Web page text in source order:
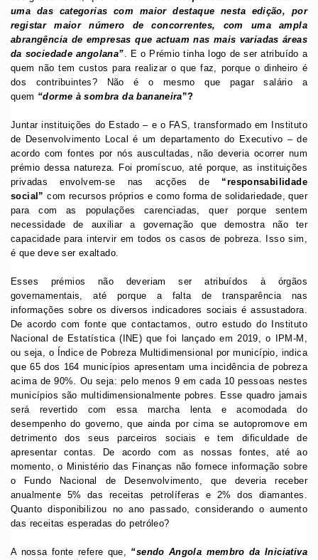
uma das categorias com maior destaque nesta edição, por
registar maior número de concorrentes, com uma ampla
abrangência de empresas que actuam nas mais variadas áreas
da sociedade angolana”. E o Prémio tinha logo de ser atribuído a
quem não tem custos para realizar o que faz, porque o dinheiro é
dos contribuintes? Não é o mesmo que pagar salário a
quem “dorme à sombra da bananeira”?
Juntar instituições do Estado – e o FAS, transformado em Instituto
de Desenvolvimento Local é um departamento do Executivo – de
acordo com fontes por nós auscultadas, não deveria ocorrer num
prémio dessa natureza. Foi promíscuo, até porque, as instituições
privadas envolvem-se nas acções de “responsabilidade
social” com recursos próprios e como forma de solidariedade, quer
para com as populações carenciadas, quer porque sentem
necessidade de auxiliar a governação que demostra não ter
capacidade para intervir em todos os casos de pobreza. Isso sim,
é que deve ser exaltado.
Esses prémios não deveriam ser atribuídos à órgãos
governamentais, até porque a falta de transparência nas
informações sobre os diversos indicadores sociais é assustadora.
De acordo com fonte que contactamos, outro estudo do Instituto
Nacional de Estatística (INE) que foi lançado em 2019, o IPM-M,
ou seja, o Índice de Pobreza Multidimensional por município, indica
que 65 dos 164 municípios apresentam uma incidência de pobreza
acima de 90%. Ou seja: pelo menos 9 em cada 10 pessoas nestes
municípios são multidimensionalmente pobres. Esse quadro jamais
será revertido com essa marcha lenta e acomodada do
desempenho do governo, que ainda por cima se autopromove em
detrimento dos seus parceiros sociais e tem dificuldade de
apresentar contas. De acordo com as nossas fontes, até ao
momento, o Ministério das Finanças não fornece informação sobre
o Fundo Nacional de Desenvolvimento, que deveria receber
anualmente 5% das receitas petrolíferas e 2% dos diamantes.
Quanto disponibilizou no ano passado, considerando o aumento
das receitas esperadas do petróleo?
A nossa fonte refere que, “sendo Angola membro da Iniciativa